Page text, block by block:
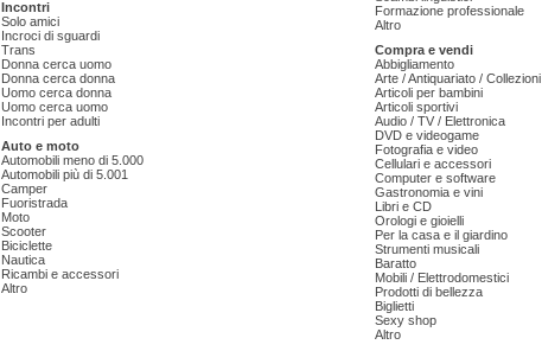
Incontri
Solo amici
Incroci di sguardi
Trans
Donna cerca uomo
Donna cerca donna
Uomo cerca donna
Uomo cerca uomo
Incontri per adulti
Auto e moto
Automobili meno di 5.000
Automobili più di 5.001
Camper
Fuoristrada
Moto
Scooter
Biciclette
Nautica
Ricambi e accessori
Altro
Formazione professionale
Altro
Compra e vendi
Abbigliamento
Arte / Antiquariato / Collezioni
Articoli per bambini
Articoli sportivi
Audio / TV / Elettronica
DVD e videogame
Fotografia e video
Cellulari e accessori
Computer e software
Gastronomia e vini
Libri e CD
Orologi e gioielli
Per la casa e il giardino
Strumenti musicali
Baratto
Mobili / Elettrodomestici
Prodotti di bellezza
Biglietti
Sexy shop
Altro